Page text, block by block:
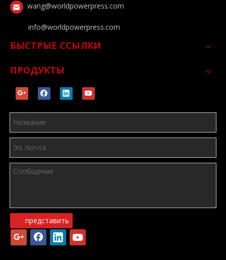
wang@worldpowerpress.com
info@worldpowerpress.com
БЫСТРЫЕ ССЫЛКИ
ПРОДУКТЫ
представить